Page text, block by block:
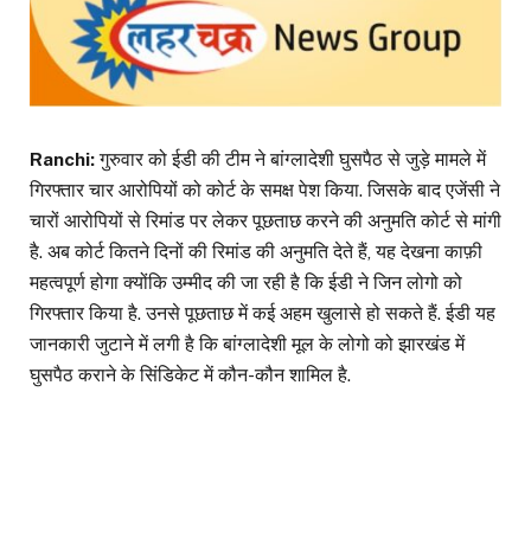
Ranchi:गुरुवार को ईडी की टीम ने बांग्लादेशी घुसपैठ से जुड़े मामले में
गिरफ्तार चार आरोपियों को कोर्ट के समक्ष पेश किया. जिसके बाद एजेंसी ने
चारों आरोपियों से रिमांड पर लेकर पूछताछ करने की अनुमति कोर्ट से मांगी
है. अब कोर्ट कितने दिनों की रिमांड की अनुमति देते हैं, यह देखना काफ़ी
महत्वपूर्ण होगा क्योंकि उम्मीद की जा रही है कि ईडी ने जिन लोगो को
गिरफ्तार किया है. उनसे पूछताछ में कई अहम खुलासे हो सकते हैं. ईडी यह
जानकारी जुटाने में लगी है कि बांग्लादेशी मूल के लोगो को झारखंड में
घुसपैठ कराने के सिंडिकेट में कौन-कौन शामिल है.